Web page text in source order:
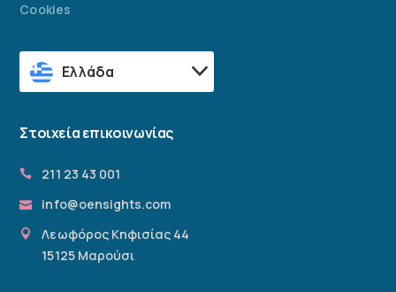
Cookies
Ελλάδα
Στοιχεία επικοινωνίας
211 23 43 001
info@oensights.com
Λεωφόρος Κηφισίας 44
15125 Μαρούσι